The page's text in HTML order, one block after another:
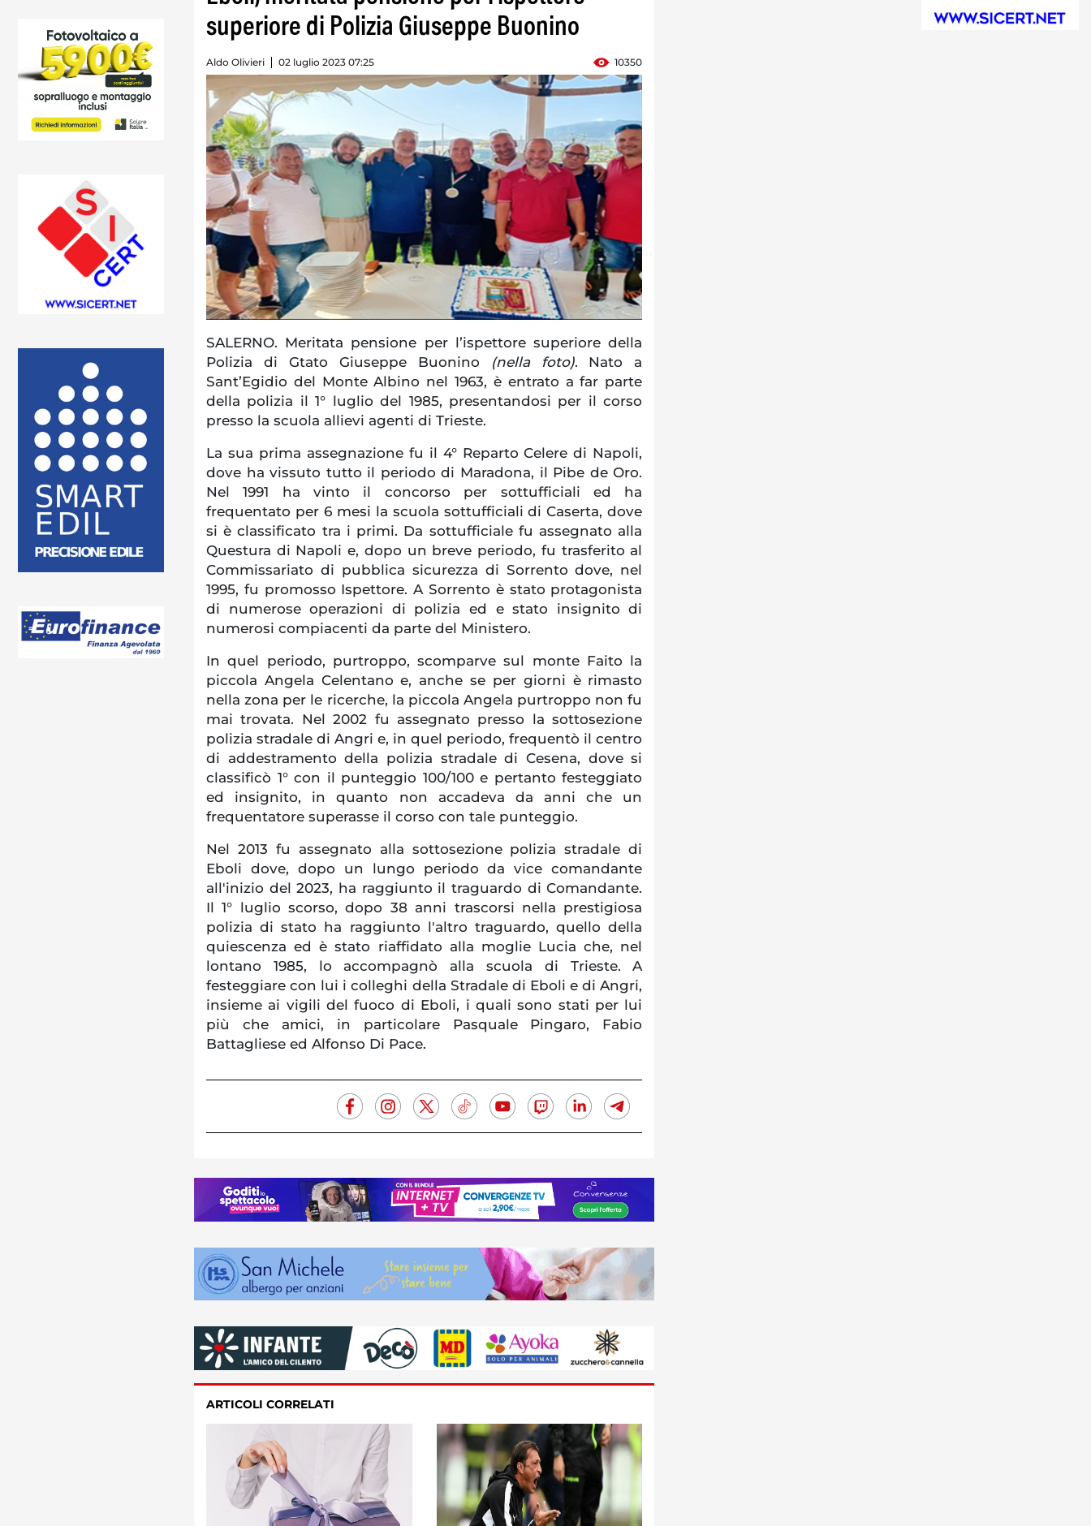
superiore di Polizia Giuseppe Buonino
Aldo Olivieri 02 luglio 2023 07:25 10350
SALERNO. Meritata pensione per l’ispettore superiore della
Polizia di Gtato Giuseppe Buonino
(nella foto). Nato a
Sant’Egidio del Monte Albino nel 1963, è entrato a far parte
della polizia il 1° luglio del 1985, presentandosi per il corso
presso la scuola allievi agenti di Trieste.
La sua prima assegnazione fu il 4° Reparto Celere di Napoli,
dove ha vissuto tutto il periodo di Maradona, il Pibe de Oro.
Nel 1991 ha vinto il concorso per sottufficiali ed ha
frequentato per 6 mesi la scuola sottufficiali di Caserta, dove
si è classificato tra i primi. Da sottufficiale fu assegnato alla
Questura di Napoli e, dopo un breve periodo, fu trasferito al
Commissariato di pubblica sicurezza di Sorrento dove, nel
1995, fu promosso Ispettore. A Sorrento è stato protagonista
di numerose operazioni di polizia ed e stato insignito di
numerosi compiacenti da parte del Ministero.
In quel periodo, purtroppo, scomparve sul monte Faito la
piccola Angela Celentano e, anche se per giorni è rimasto
nella zona per le ricerche, la piccola Angela purtroppo non fu
mai trovata. Nel 2002 fu assegnato presso la sottosezione
polizia stradale di Angri e, in quel periodo, frequentò il centro
di addestramento della polizia stradale di Cesena, dove si
classificò 1° con il punteggio 100/100 e pertanto festeggiato
ed insignito, in quanto non accadeva da anni che un
frequentatore superasse il corso con tale punteggio.
Nel 2013 fu assegnato alla sottosezione polizia stradale di
Eboli dove, dopo un lungo periodo da vice comandante
all'inizio del 2023, ha raggiunto il traguardo di Comandante.
Il 1° luglio scorso, dopo 38 anni trascorsi nella prestigiosa
polizia di stato ha raggiunto l'altro traguardo, quello della
quiescenza ed è stato riaffidato alla moglie Lucia che, nel
lontano 1985, lo accompagnò alla scuola di Trieste. A
festeggiare con lui i colleghi della Stradale di Eboli e di Angri,
insieme ai vigili del fuoco di Eboli, i quali sono stati per lui
più che amici, in particolare Pasquale Pingaro, Fabio
Battagliese ed Alfonso Di Pace.
ARTICOLI CORRELATI